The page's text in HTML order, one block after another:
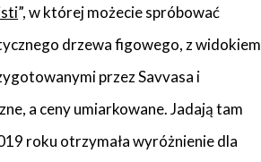
”, w której możecie spróbować
drzewa figowego, z widokiem
przez Savvasa i
a ceny umiarkowane. Jadają tam
roku otrzymała wyróżnienie dla